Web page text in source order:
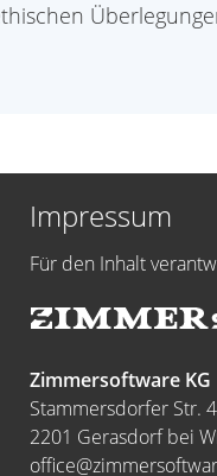
Impressum
Für den Inhalt
Zimmersoftware KG
Stammersdorfer Str.
2201 Gerasdorf bei